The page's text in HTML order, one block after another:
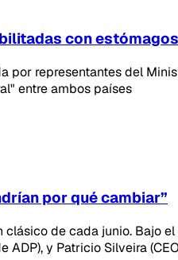
con
representantes del
entre ambos países
por qué cambiar”
de cada junio. Bajo
y Patricio Silveira